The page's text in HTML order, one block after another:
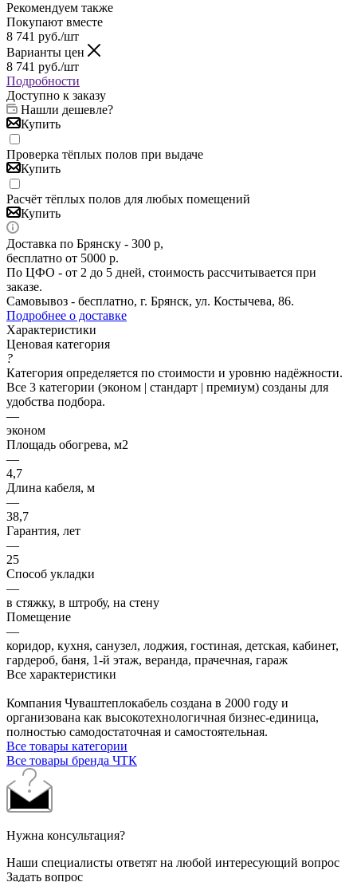
Рекомендуем также
Покупают вместе
8 741 руб./шт
Варианты цен
8 741 руб./шт
Подробности
Доступно к заказу
Нашли дешевле?
Купить
Проверка тёплых полов при выдаче
Купить
Расчёт тёплых полов для любых помещений
Купить
Доставка по Брянску - 300 р,
бесплатно от 5000 р.
По ЦФО - от 2 до 5 дней, стоимость рассчитывается при
заказе.
Самовывоз - бесплатно, г. Брянск, ул. Костычева, 86.
Подробнее о доставке
Характеристики
Ценовая категория
?
Категория определяется по стоимости и уровню надёжности.
Все 3 категории (эконом | стандарт | премиум) созданы для
удобства подбора.
—
эконом
Площадь обогрева, м2
—
4,7
Длина кабеля, м
—
38,7
Гарантия, лет
—
25
Способ укладки
—
в стяжку, в штробу, на стену
Помещение
—
коридор, кухня, санузел, лоджия, гостиная, детская, кабинет,
гардероб, баня, 1-й этаж, веранда, прачечная, гараж
Все характеристики
Компания Чуваштеплокабель создана в 2000 году и
организована как высокотехнологичная бизнес-единица,
полностью самодостаточная и самостоятельная.
Все товары категории
Все товары бренда ЧТК
Нужна консультация?
Наши специалисты ответят на любой интересующий вопрос
Задать вопрос